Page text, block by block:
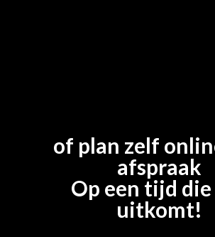
of plan zelf
afspraak
Op een tijd
uitkomt!